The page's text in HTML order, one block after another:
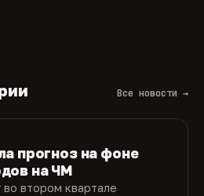
Все новости →
прогноз на фоне
на ЧМ
втором квартале